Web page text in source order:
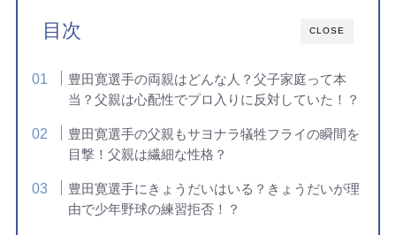
CLOSE
目次
豊田寛選手の両親はどんな人？父子家庭って本
当？父親は心配性でプロ入りに反対していた！？
豊田寛選手の父親もサヨナラ犠牲フライの瞬間を
目撃！父親は繊細な性格？
豊田寛選手にきょうだいはいる？きょうだいが理
由で少年野球の練習拒否！？